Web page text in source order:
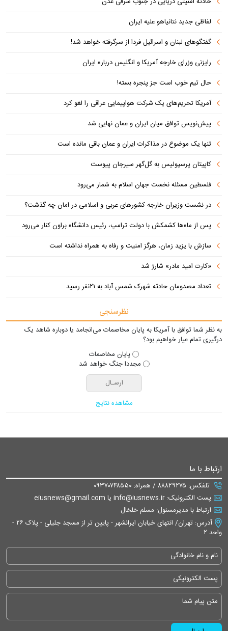
لفاظی جدید نتانیاهو علیه ایران
گفتگوهای لبنان و اسرائیل فردا از سرگرفته خواهد شد!
رایزنی وزرای خارجه آمریکا و انگلیس درباره ایران
حال تیم خوب است جز پنجره بسته!
آمریکا تحریم‌های یک شرکت هواپیمایی عراقی را لغو کرد
پیش‌نویس توافق میان ایران و عمان نهایی شد
تنها یک موضوع در مذاکرات ایران و عمان باقی مانده است
کاپیتان پرسپولیس به گل‌گهر سیرجان پیوست
فلسطین مسئله نخست جهان اسلام به شمار می‌رود
در نشست وزیران خارجه کشورهای عربی و اسلامی در امان چه گذشت؟
پس از ماه‌ها کشمکش با دولت ترامپ، رئیس دانشگاه براون کنار می‌رود
سازش با یزید زمان، هرگز امنیت و رفاه به همراه نداشته است
«کارت امید مادر» شارژ شد
تعداد مصدومان حادثه شهرک شمس آباد به ۲۱نفر رسید
نظرسنجی
به نظر شما توافق با آمریکا به پایان مخاصمات می‌انجامد یا دوباره شاهد یک
درگیری تمام عیار خواهیم بود؟
پایان مخاصمات
مجددا جنگ خواهد شد
مشاهده نتایج
ارتباط با ما
تلفکس: ۸۸۸۲۹۲۷۵ / همراه: ۰۹۳۷۰۷۴۸۵۵۰
پست الکترونیک: info@iusnews.ir یا eiusnews@gmail.com
ارتباط با مدیرمسئول: مسلم خلخال
آدرس: تهران/ انتهای خیابان ایرانشهر - پایین تر از مسجد جلیلی - پلاک ۲۶ -
واحد ۲